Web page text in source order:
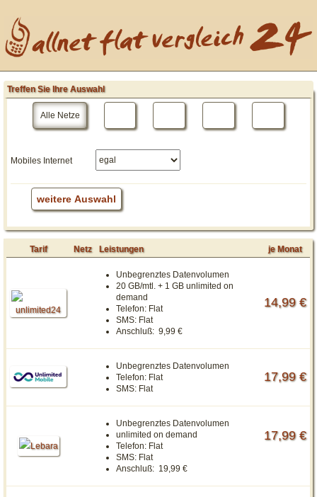
Alle Netze
Treffen Sie Ihre Auswahl
Mobiles Internet
weitere Auswahl
Tarif Netz Leistungen je Monat
Unbegrenztes Datenvolumen
20 GB/mtl. + 1 GB unlimited on
demand
Telefon: Flat
SMS: Flat
Anschluß: 9,99 €
14,99 €
Unbegrenztes Datenvolumen
Telefon: Flat
SMS: Flat
17,99 €
Unbegrenztes Datenvolumen
unlimited on demand
Telefon: Flat
SMS: Flat
Anschluß: 19,99 €
17,99 €